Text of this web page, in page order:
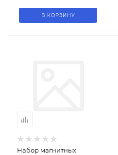
В КОРЗИНУ
Набор магнитных